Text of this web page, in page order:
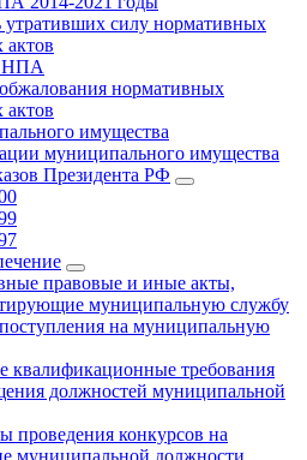
утративших силу нормативных
актов
НПА
нормативных
актов
имущества
муниципального имущества
Президента РФ
правовые и иные акты,
муниципальную службу
на муниципальную
квалификационные требования
должностей муниципальной
проведения конкурсов на